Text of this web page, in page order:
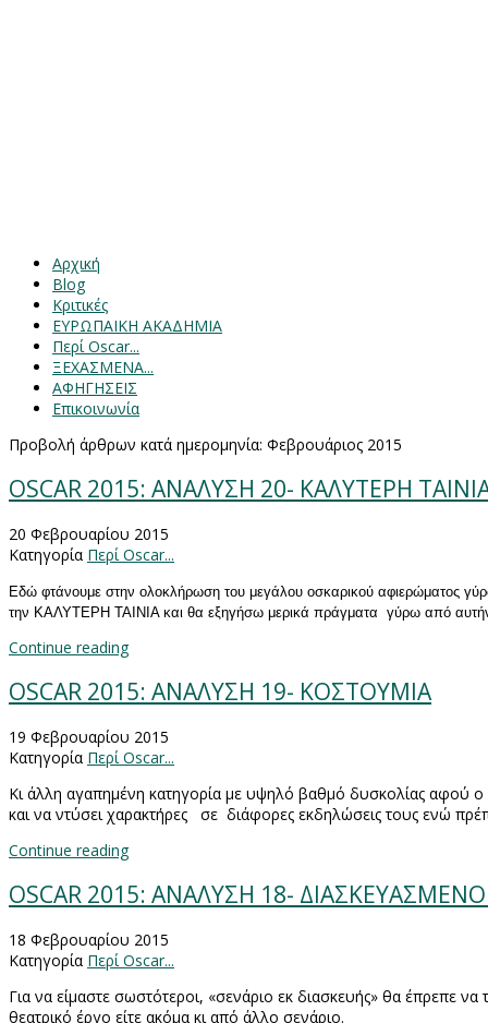
Αρχική
Blog
Κριτικές
ΕΥΡΩΠΑΙΚΗ ΑΚΑΔΗΜΙΑ
Περί Oscar...
ΞΕΧΑΣΜΕΝΑ...
ΑΦΗΓΗΣΕΙΣ
Επικοινωνία
Προβολή άρθρων κατά ημερομηνία: Φεβρουάριος 2015
OSCAR 2015: ΑΝΑΛΥΣΗ 20- ΚΑΛΥΤΕΡΗ
20 Φεβρουαρίου 2015
Κατηγορία Περί Oscar...
Εδώ φτάνουμε στην ολοκλήρωση του μεγάλου οσκαρικού αφιερώματος
την ΚΑΛΥΤΕΡΗ ΤΑΙΝΙΑ και θα εξηγήσω μερικά πράγματα γύρω από
Continue reading
OSCAR 2015: ΑΝΑΛΥΣΗ 19- ΚΟΣΤΟΥΜΙΑ
19 Φεβρουαρίου 2015
Κατηγορία Περί Oscar...
Κι άλλη αγαπημένη κατηγορία με υψηλό βαθμό δυσκολίας αφού ο
και να ντύσει χαρακτήρες σε διάφορες εκδηλώσεις τους ενώ
Continue reading
OSCAR 2015: ΑΝΑΛΥΣΗ 18-
18 Φεβρουαρίου 2015
Κατηγορία Περί Oscar...
Για να είμαστε σωστότεροι, «σενάριο εκ διασκευής» θα έπρεπε
θεατρικό έργο είτε ακόμα κι από άλλο σενάριο.